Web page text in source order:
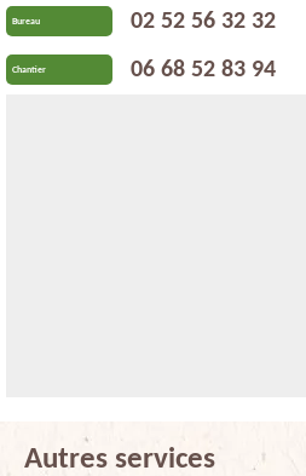
Bureau 02 52 56 32 32
Chantier 06 68 52 83 94
Autres services